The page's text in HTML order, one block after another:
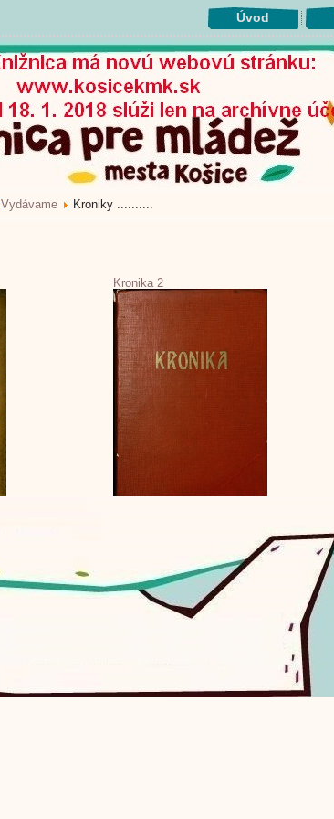
Úvod
Vydávame
Kroniky ..........
Kronika 2